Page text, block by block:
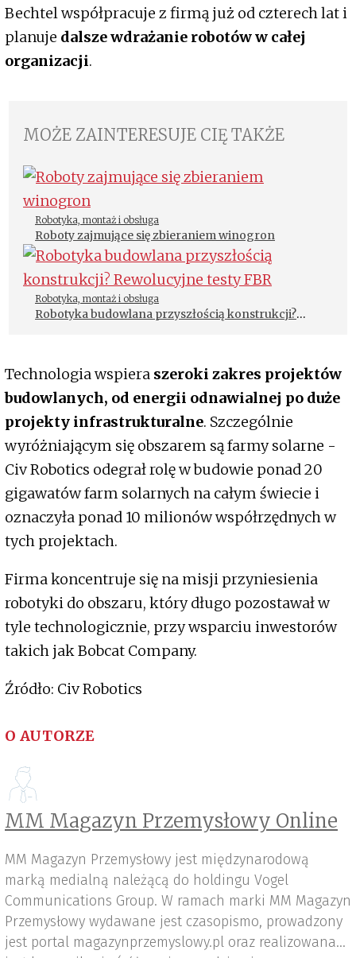
Bechtel współpracuje z firmą już od czterech lat i
planuje dalsze wdrażanie robotów w całej
organizacji.
MOŻE ZAINTERESUJE CIĘ TAKŻE
Robotyka, montaż i obsługa
Roboty zajmujące się zbieraniem winogron
Robotyka, montaż i obsługa
Robotyka budowlana przyszłością konstrukcji?
Technologia wspiera szeroki zakres projektów
budowlanych, od energii odnawialnej po duże
projekty infrastrukturalne. Szczególnie
wyróżniającym się obszarem są farmy solarne -
Civ Robotics odegrał rolę w budowie ponad 20
gigawatów farm solarnych na całym świecie i
oznaczyła ponad 10 milionów współrzędnych w
tych projektach.
Firma koncentruje się na misji przyniesienia
robotyki do obszaru, który długo pozostawał w
tyle technologicznie, przy wsparciu inwestorów
takich jak Bobcat Company.
Źródło: Civ Robotics
O AUTORZE
MM Magazyn Przemysłowy Online
MM Magazyn Przemysłowy jest międzynarodową
marką medialną należącą do holdingu Vogel
Communications Group. W ramach marki MM Magazyn
Przemysłowy wydawane jest czasopismo, prowadzony
jest portal magazynprzemyslowy.pl oraz realizowana